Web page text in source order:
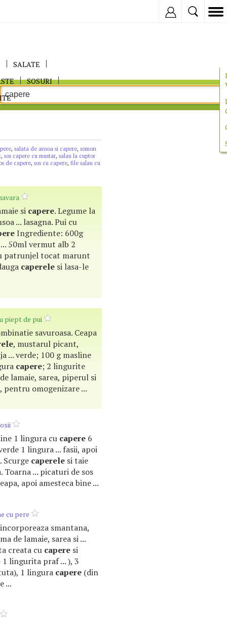
SALATE
SOSURI
, salata de ansoa si capere, somon
, sos capere cu mustar, salau la cuptor
de capere, sos cu capere, file salau cu
si capere. Legume la
... lasagna. Pui cu
Ingrediente: 600g
50ml vermut alb 2
patrunjel tocat marunt
caperele si lasa-le
piept de pui
savuroasa. Ceapa
, mustarul picant,
... verde; 100 g masline
capere; 2 lingurite
lamaie, sarea, piperul si
pentru omogenizare ...
1 lingura cu capere 6
1 lingura ... fasii, apoi
Scurge caperele si taie
Toarna ... picaturi de sos
apoi amesteca bine ...
cu pere
smantana,
de lamaie, sarea si ...
creata cu capere si
1 lingurita praf ... ), 3
1 lingura capere (din
...